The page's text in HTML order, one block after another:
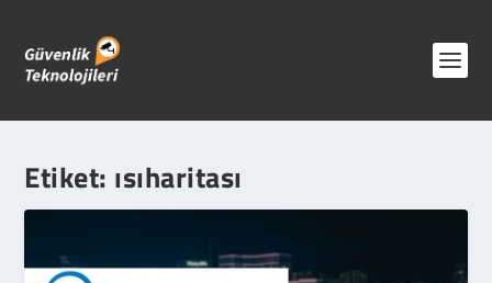
Etiket: ısıharitası